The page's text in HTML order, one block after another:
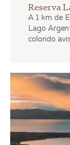
Reserva
A 1 km de
Lago
colorido